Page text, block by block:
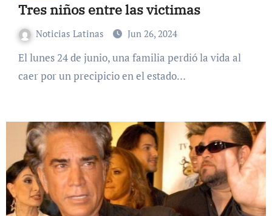
Tres niños entre las victimas
Noticias Latinas Jun 26, 2024
El lunes 24 de junio, una familia perdió la vida al
caer por un precipicio en el estado…